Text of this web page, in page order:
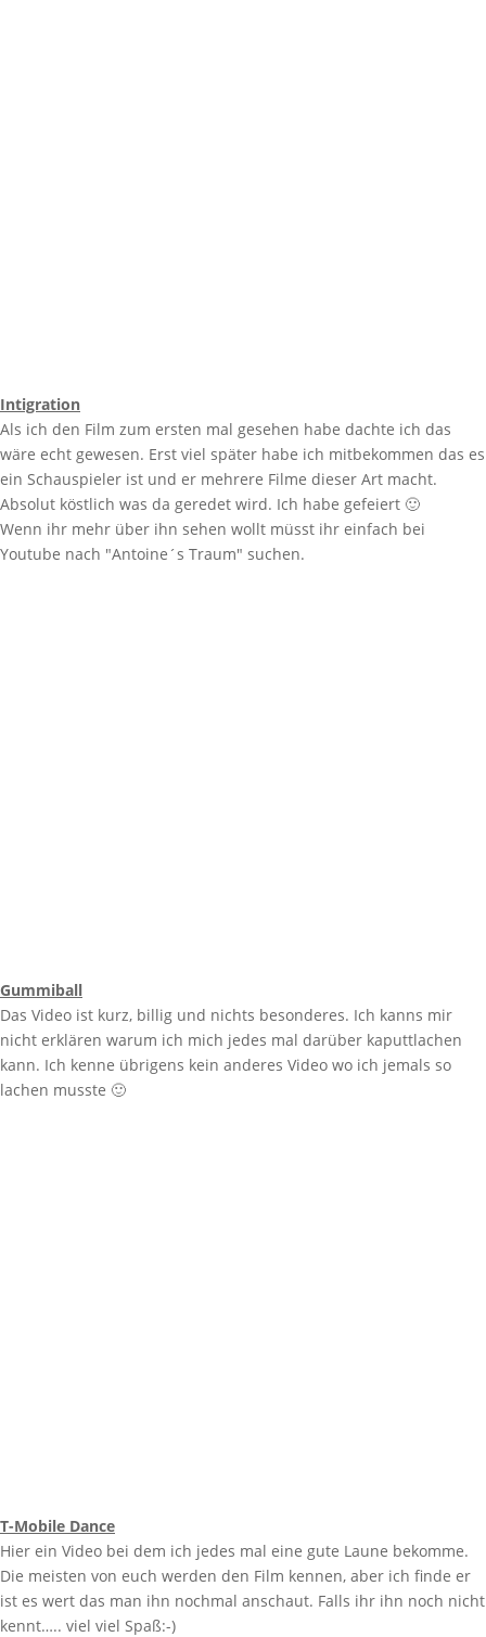
Intigration
Als ich den Film zum ersten mal gesehen habe dachte ich das
wäre echt gewesen. Erst viel später habe ich mitbekommen das es
ein Schauspieler ist und er mehrere Filme dieser Art macht.
Absolut köstlich was da geredet wird. Ich habe gefeiert 🙂
Wenn ihr mehr über ihn sehen wollt müsst ihr einfach bei
Youtube nach "Antoine´s Traum" suchen.
Gummiball
Das Video ist kurz, billig und nichts besonderes. Ich kanns mir
nicht erklären warum ich mich jedes mal darüber kaputtlachen
kann. Ich kenne übrigens kein anderes Video wo ich jemals so
lachen musste 🙂
T-Mobile Dance
Hier ein Video bei dem ich jedes mal eine gute Laune bekomme.
Die meisten von euch werden den Film kennen, aber ich finde er
ist es wert das man ihn nochmal anschaut. Falls ihr ihn noch nicht
kennt….. viel viel Spaß:-)